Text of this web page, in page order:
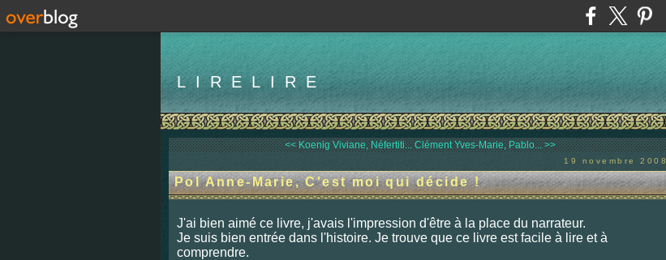
LIRELIRE
<< Koenig Viviane, Néfertiti... Clément Yves-Marie, Pablo... >>
19 novembre 2008
Pol Anne-Marie, C'est moi qui décide !
J'ai bien aimé ce livre, j'avais l'impression d'être à la place du narrateur.
Je suis bien entrée dans l'histoire. Je trouve que ce livre est facile à lire et à
comprendre.